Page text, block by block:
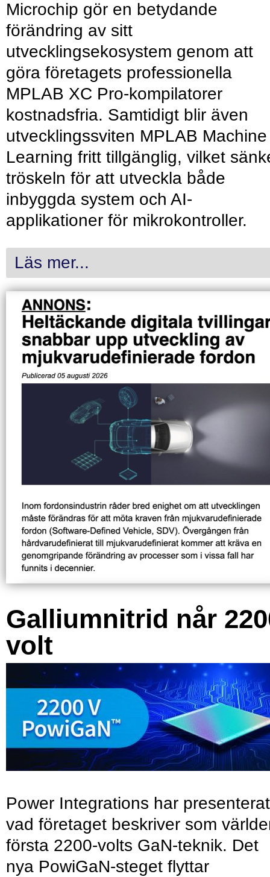
Microchip gör en betydande
förändring av sitt
utvecklingsekosystem genom att
göra företagets professionella
MPLAB XC Pro-kompilatorer
kostnadsfria. Samtidigt blir även
utvecklingssviten MPLAB Machine
Learning fritt tillgänglig, vilket
tröskeln för att utveckla både
inbyggda system och AI-
applikationer för mikrokontroller.
Läs mer...
Galliumnitrid når
volt
Power Integrations har presenterat
vad företaget beskriver som
första 2200-volts GaN-teknik. Det
nya PowiGaN-steget flyttar